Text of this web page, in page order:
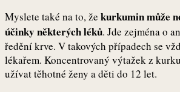
Myslete také na to, že kurkumin může
účinky některých léků. Jde zejména o
ředění krve. V takových případech se
lékařem. Koncentrovaný výtažek z
užívat těhotné ženy a děti do 12 let.